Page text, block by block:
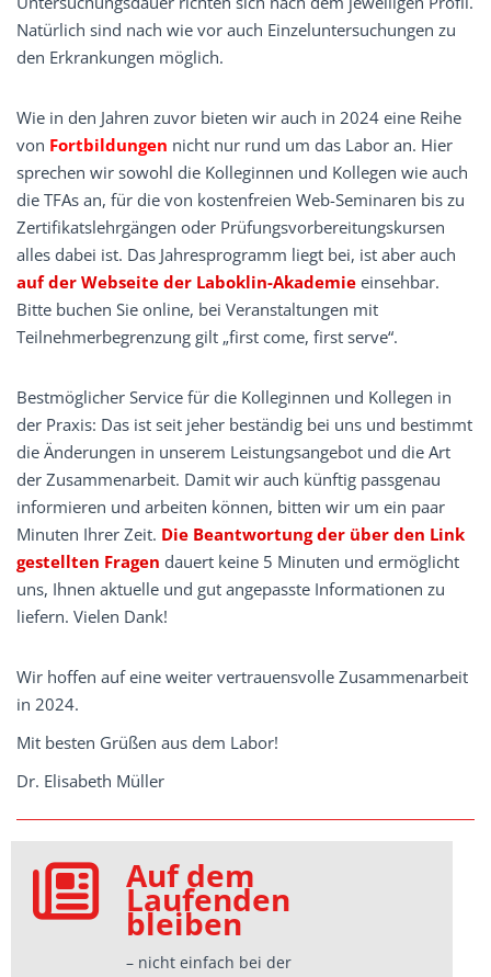
Natürlich sind nach wie vor auch Einzeluntersuchungen zu
den Erkrankungen möglich.
Wie in den Jahren zuvor bieten wir auch in 2024 eine Reihe
von Fortbildungen nicht nur rund um das Labor an. Hier
sprechen wir sowohl die Kolleginnen und Kollegen wie auch
die TFAs an, für die von kostenfreien Web-Seminaren bis zu
Zertifikatslehrgängen oder Prüfungsvorbereitungskursen
alles dabei ist. Das Jahresprogramm liegt bei, ist aber auch
auf der Webseite der Laboklin-Akademie einsehbar.
Bitte buchen Sie online, bei Veranstaltungen mit
Teilnehmerbegrenzung gilt „first come, first serve“.
Bestmöglicher Service für die Kolleginnen und Kollegen in
der Praxis: Das ist seit jeher beständig bei uns und bestimmt
die Änderungen in unserem Leistungsangebot und die Art
der Zusammenarbeit. Damit wir auch künftig passgenau
informieren und arbeiten können, bitten wir um ein paar
Minuten Ihrer Zeit. Die Beantwortung der über den Link
gestellten Fragen dauert keine 5 Minuten und ermöglicht
uns, Ihnen aktuelle und gut angepasste Informationen zu
liefern. Vielen Dank!
Wir hoffen auf eine weiter vertrauensvolle Zusammenarbeit
in 2024.
Mit besten Grüßen aus dem Labor!
Dr. Elisabeth Müller
Auf dem
Laufenden
bleiben
– nicht einfach bei der